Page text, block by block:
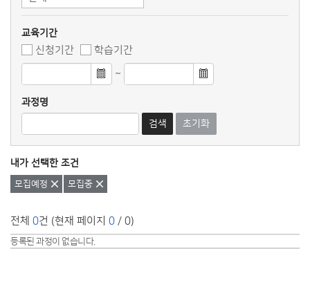
교육기간
신청기간
학습기간
~
과정명
검색
초기화
내가 선택한 조건
모집예정 삭제 모집중삭제
전체 0건 (현재 페이지 0 / 0)
등록된 과정이 없습니다.